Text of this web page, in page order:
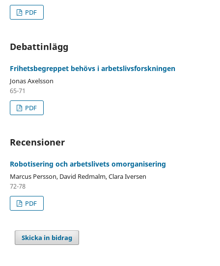
PDF
Debattinlägg
Frihetsbegreppet behövs i arbetslivsforskningen
Jonas Axelsson
65-71
PDF
Recensioner
Robotisering och arbetslivets omorganisering
Marcus Persson, David Redmalm, Clara Iversen
72-78
PDF
Skicka in bidrag